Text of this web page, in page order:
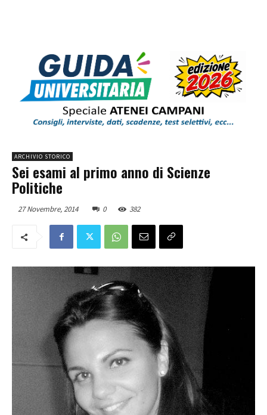
ARCHIVIO STORICO
Sei esami al primo anno di Scienze
Politiche
27 Novembre, 2014 0 382